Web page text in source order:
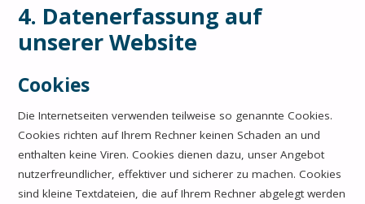
4. Datenerfassung auf
unserer Website
Cookies
Die Internetseiten verwenden teilweise so genannte Cookies.
Cookies richten auf Ihrem Rechner keinen Schaden an und
enthalten keine Viren. Cookies dienen dazu, unser Angebot
nutzerfreundlicher, effektiver und sicherer zu machen. Cookies
sind kleine Textdateien, die auf Ihrem Rechner abgelegt werden